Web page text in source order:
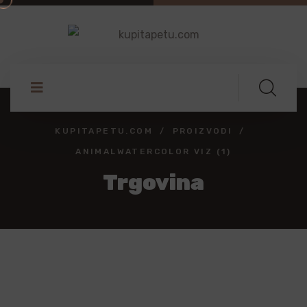
KUPITAPETU.COM PROIZVODI
ANIMALWATERCOLOR VIZ (1)
Trgovina